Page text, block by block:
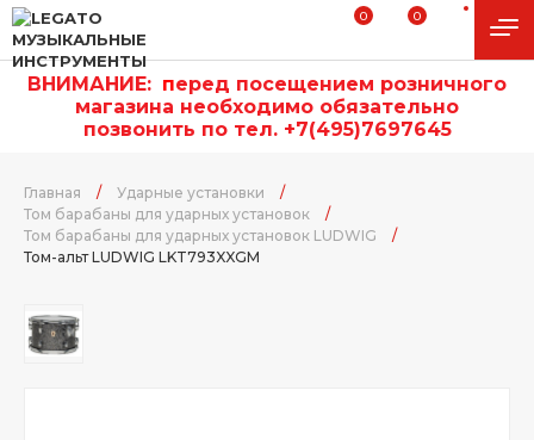
0 0
ВНИМАНИЕ: перед посещением розничного
магазина необходимо обязательно
позвонить по тел. +7(495)7697645
Главная / Ударные установки
/
Том барабаны для ударных установок
/
Том барабаны для ударных установок LUDWIG
/
Том-альт LUDWIG LKT793XXGM